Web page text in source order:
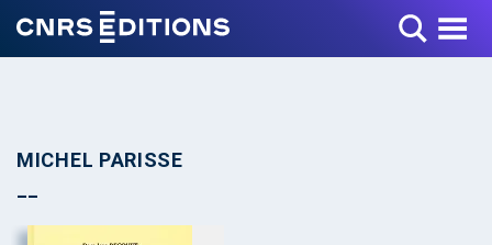
Toggle Menu
MICHEL PARISSE